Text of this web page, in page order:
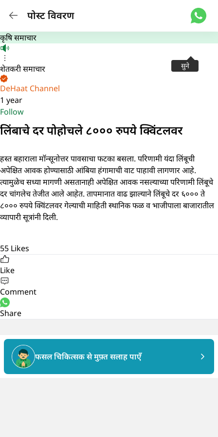
पोस्ट विवरण
सुने
कृषि समाचार
शेतकरी समाचार
DeHaat Channel
1 year
Follow
लिंबाचे दर पोहोचले ८००० रुपये क्विंटलवर
हस्त बहाराला मॉन्सूनोत्तर पावसाचा फटका बसला. परिणामी यंदा लिंबूची
अपेक्षित आवक होण्यासाठी आंबिया हंगामाची वाट पाहावी लागणार आहे.
त्यामुळेच सध्या मागणी असतानाही अपेक्षित आवक नसल्याच्या परिणामी लिंबूचे
दर चांगलेच तेजीत आले आहेत. तापमानात वाढ झाल्याने लिंबूचे दर ६००० ते
८००० रुपये क्विंटलवर गेल्याची माहिती स्थानिक फळ व भाजीपाला बाजारातील
व्यापारी सूत्रांनी दिली.
55 Likes
Like
Comment
Share
फसल चिकित्सक से मुफ़्त सलाह पाएँ